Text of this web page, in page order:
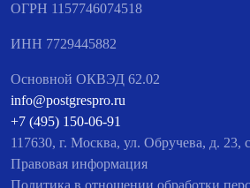
ОГРН 1157746074518
ИНН 7729445882
Основной ОКВЭД 62.02
info@postgrespro.ru
+7 (495) 150-06-91
117630, г. Москва, ул. Обручева, д.
Правовая информация